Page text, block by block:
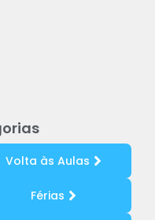
Volta às Aulas
Férias